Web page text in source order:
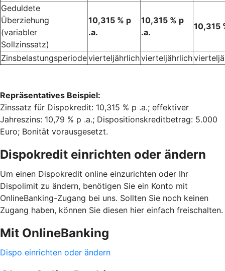
Geduldete
Überziehung
(variabler
Sollzinssatz)
10,315 % p
.a.
10,315 % p
.a.
10,315
Zinsbelastungsperiodevierteljährlichvierteljährlich
Repräsentatives Beispiel:
Zinssatz für Dispokredit: 10,315 % p .a.; effektiver
Jahreszins: 10,79 % p .a.; Dispositionskreditbetrag: 5.000
Euro; Bonität vorausgesetzt.
Dispokredit einrichten oder ändern
Um einen Dispokredit online einzurichten oder Ihr
Dispolimit zu ändern, benötigen Sie ein Konto mit
OnlineBanking-Zugang bei uns. Sollten Sie noch keinen
Zugang haben, können Sie diesen hier einfach freischalten.
Mit OnlineBanking
Dispo einrichten oder ändern